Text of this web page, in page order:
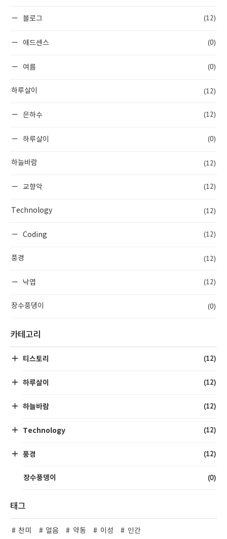
블로그 (12)
애드센스 (0)
여름 (0)
하루살이 (12)
은하수 (12)
하루살이 (0)
하늘바람 (12)
교향악 (12)
Technology (12)
Coding (12)
풍경 (12)
낙엽 (12)
장수풍뎅이 (0)
카테고리
티스토리 (12)
하루살이 (12)
하늘바람 (12)
Technology (12)
풍경 (12)
장수풍뎅이 (0)
태그
찬미 얼음 약동 이성 인간